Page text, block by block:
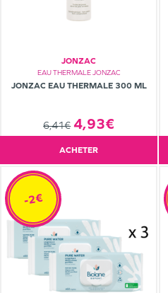
JONZAC
EAU THERMALE JONZAC
JONZAC EAU THERMALE 300 ML
6,41€ 4,93€
ACHETER
-2€